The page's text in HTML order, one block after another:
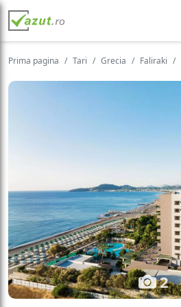
Prima pagina Tari Grecia Faliraki
2